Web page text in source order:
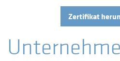
Zertifikat